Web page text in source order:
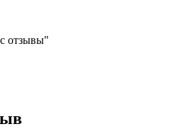
отзывы"